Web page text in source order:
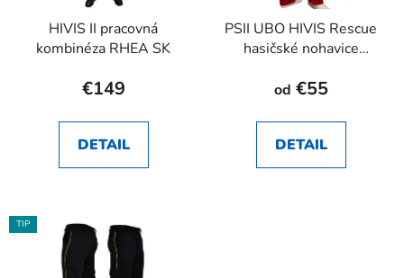
HIVIS II pracovná
kombinéza RHEA SK
€149
DETAIL
PSII UBO HIVIS Rescue
hasičské nohavice
od €55
DETAIL
TIP